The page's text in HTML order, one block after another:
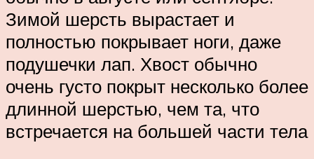
Зимой шерсть вырастает и
полностью покрывает ноги, даже
подушечки лап. Хвост обычно
очень густо покрыт несколько более
длинной шерстью, чем та, что
встречается на большей части тела